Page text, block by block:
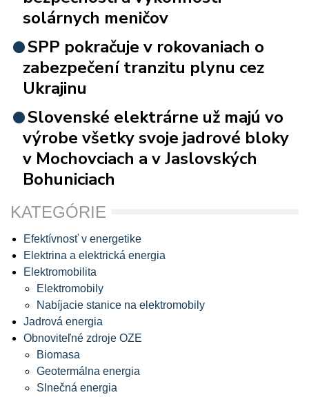
solárnych meničov
SPP pokračuje v rokovaniach o
zabezpečení tranzitu plynu cez
Ukrajinu
Slovenské elektrárne už majú vo
výrobe všetky svoje jadrové bloky
v Mochovciach a v Jaslovských
Bohuniciach
KATEGÓRIE
Efektívnosť v energetike
Elektrina a elektrická energia
Elektromobilita
Elektromobily
Nabíjacie stanice na elektromobily
Jadrová energia
Obnoviteľné zdroje OZE
Biomasa
Geotermálna energia
Slnečná energia